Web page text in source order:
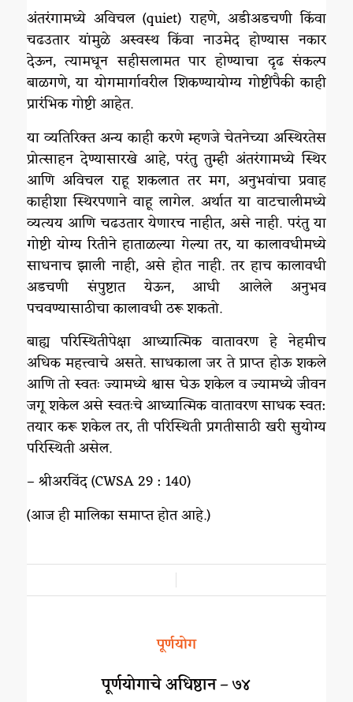
अंतरंगामध्ये अविचल (quiet) राहणे, अडीअडचणी किंवा
चढउतार यांमुळे अस्वस्थ किंवा नाउमेद होण्यास नकार
देऊन, त्यामधून सहीसलामत पार होण्याचा दृढ संकल्प
बाळगणे, या योगमार्गावरील शिकण्यायोग्य गोष्टींपैकी काही
प्रारंभिक गोष्टी आहेत.
या व्यतिरिक्त अन्य काही करणे म्हणजे चेतनेच्या अस्थिरतेस
प्रोत्साहन देण्यासारखे आहे, परंतु तुम्ही अंतरंगामध्ये स्थिर
आणि अविचल राहू शकलात तर मग, अनुभवांचा प्रवाह
काहीशा स्थिरपणाने वाहू लागेल. अर्थात या वाटचालीमध्ये
व्यत्यय आणि चढउतार येणारच नाहीत, असे नाही. परंतु या
गोष्टी योग्य रितीने हाताळल्या गेल्या तर, या कालावधीमध्ये
साधनाच झाली नाही, असे होत नाही. तर हाच कालावधी
अडचणी संपुष्टात येऊन, आधी आलेले अनुभव
पचवण्यासाठीचा कालावधी ठरू शकतो.
बाह्य परिस्थितीपेक्षा आध्यात्मिक वातावरण हे नेहमीच
अधिक महत्त्वाचे असते. साधकाला जर ते प्राप्त होऊ शकले
आणि तो स्वतः ज्यामध्ये श्वास घेऊ शकेल व ज्यामध्ये जीवन
जगू शकेल असे स्वतःचे आध्यात्मिक वातावरण साधक स्वत:
तयार करू शकेल तर, ती परिस्थिती प्रगतीसाठी खरी सुयोग्य
परिस्थिती असेल.
– श्रीअरविंद (CWSA 29 : 140)
(आज ही मालिका समाप्त होत आहे.)
पूर्णयोग
पूर्णयोगाचे अधिष्ठान – ७४